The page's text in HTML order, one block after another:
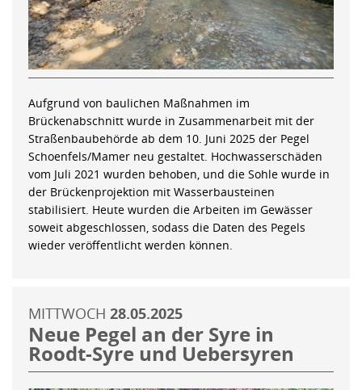
Aufgrund von baulichen Maßnahmen im
Brückenabschnitt wurde in Zusammenarbeit mit der
Straßenbaubehörde ab dem 10. Juni 2025 der Pegel
Schoenfels/Mamer neu gestaltet. Hochwasserschäden
vom Juli 2021 wurden behoben, und die Sohle wurde in
der Brückenprojektion mit Wasserbausteinen
stabilisiert. Heute wurden die Arbeiten im Gewässer
soweit abgeschlossen, sodass die Daten des Pegels
wieder veröffentlicht werden können.
MITTWOCH 28.05.2025
Neue Pegel an der Syre in
Roodt-Syre und Uebersyren